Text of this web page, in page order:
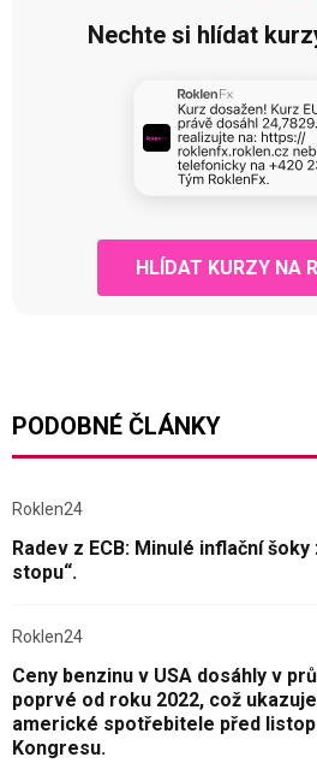
Nechte si hlídat
HLÍDAT KURZY NA
PODOBNÉ ČLÁNKY
Roklen24
Radev z ECB: Minulé inflační
stopu“.
Roklen24
Ceny benzinu v USA dosáhly v
poprvé od roku 2022, což
americké spotřebitele před
Kongresu.